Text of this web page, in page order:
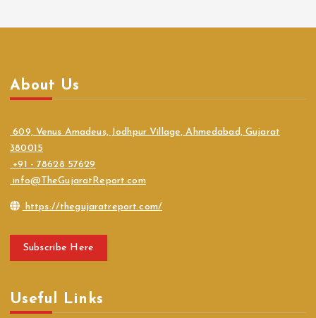
About Us
609, Venus Amadeus, Jodhpur Village, Ahmedabad, Gujarat
380015
+91 - 78628 57629
info@TheGujaratReport.com
https://thegujaratreport.com/
Subscribe Here
Useful Links